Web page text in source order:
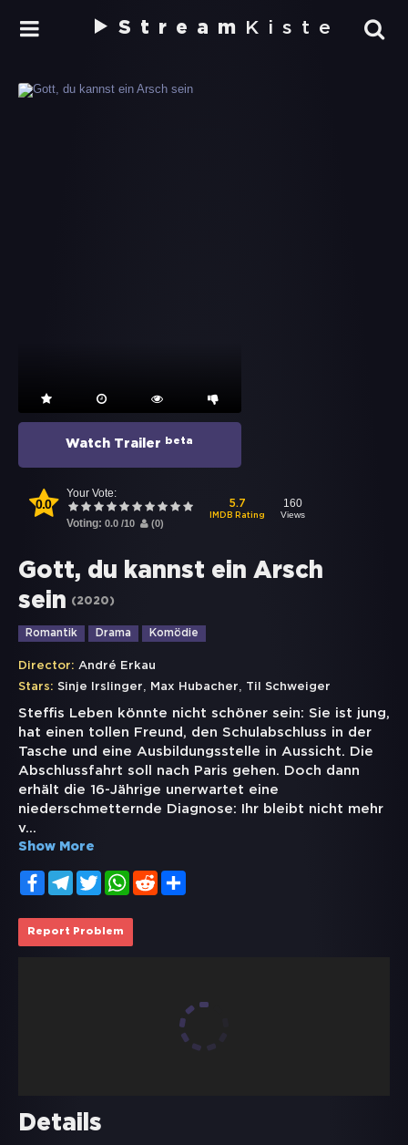
Stream Kiste
Watch Trailer beta
0.0
Your Vote:
Voting: 0.0 /10 (0)
5.7
IMDB Rating
160
Views
Gott, du kannst ein Arsch
sein
(2020)
Romantik Drama Komödie
Director: André Erkau
Stars: Sinje Irslinger, Max Hubacher, Til Schweiger
Steffis Leben könnte nicht schöner sein: Sie ist jung,
hat einen tollen Freund, den Schulabschluss in der
Tasche und eine Ausbildungsstelle in Aussicht. Die
Abschlussfahrt soll nach Paris gehen. Doch dann
erhält die 16-Jährige unerwartet eine
niederschmetternde Diagnose: Ihr bleibt nicht mehr
v...
Show More
FacebookTelegramTwitterWhatsApp
Reddit
Report Problem
Details